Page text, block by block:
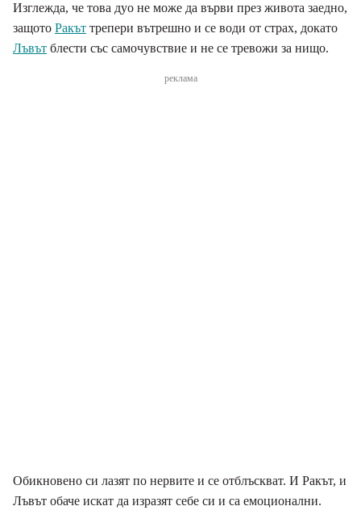
Изглежда, че това дуо не може да върви през живота заедно,
защото Ракът трепери вътрешно и се води от страх, докато
Лъвът блести със самочувствие и не се тревожи за нищо.
реклама
Обикновено си лазят по нервите и се отблъскват. И Ракът, и
Лъвът обаче искат да изразят себе си и са емоционални.